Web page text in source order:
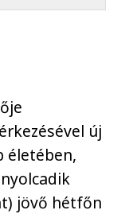
új
életében,
jövő hétfőn